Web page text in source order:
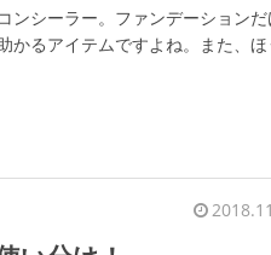
ンシーラー。ファンデーションだ
かるアイテムですよね。また、ほ